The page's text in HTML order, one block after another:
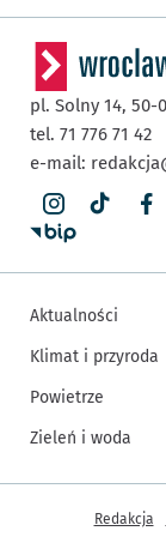
pl. Solny 14, 50-
tel. 71 776 71 42
e-mail:
Aktualności
Klimat i przyroda
Powietrze
Zieleń i woda
Inne
Redakcja